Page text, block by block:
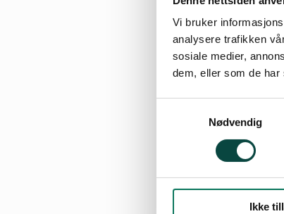
Vi bruker
analysere trafikken
sosiale medier,
dem, eller som de har
Nødvendig
Ikke
støttespiller
I den
Nyheter og